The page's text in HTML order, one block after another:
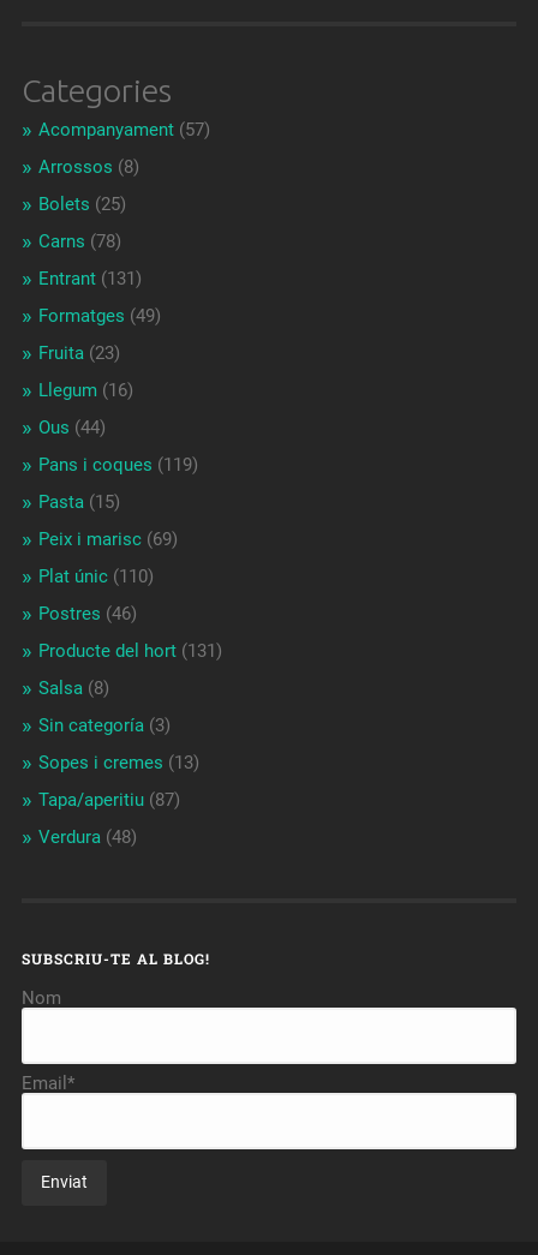
Categories
Acompanyament(57)
Arrossos (8)
Bolets (25)
Carns (78)
Entrant(131)
Formatges (49)
Fruita(23)
Llegum (16)
Ous (44)
Pans i coques (119)
Pasta(15)
Peix i marisc(69)
Plat únic(110)
Postres (46)
Producte del hort(131)
Salsa(8)
Sin categoría(3)
Sopes i cremes (13)
Tapa/aperitiu(87)
Verdura(48)
SUBSCRIU-TE AL BLOG!
Nom
Email*